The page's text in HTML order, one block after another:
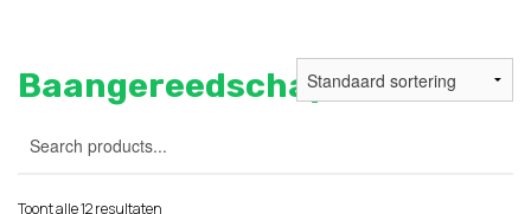
Baangereedschap
Toont alle 12 resultaten